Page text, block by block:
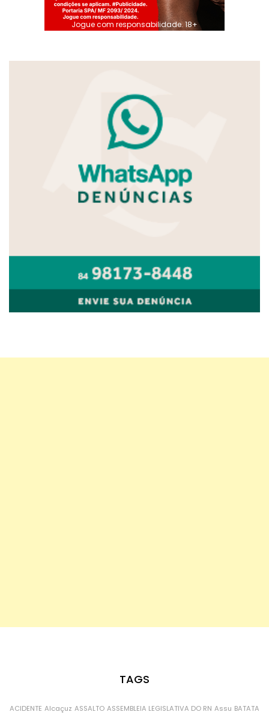
Jogue com responsabilidade. 18+
TAGS
ACIDENTE Alcaçuz ASSALTO ASSEMBLEIA LEGISLATIVA DO RN Assu BATATA